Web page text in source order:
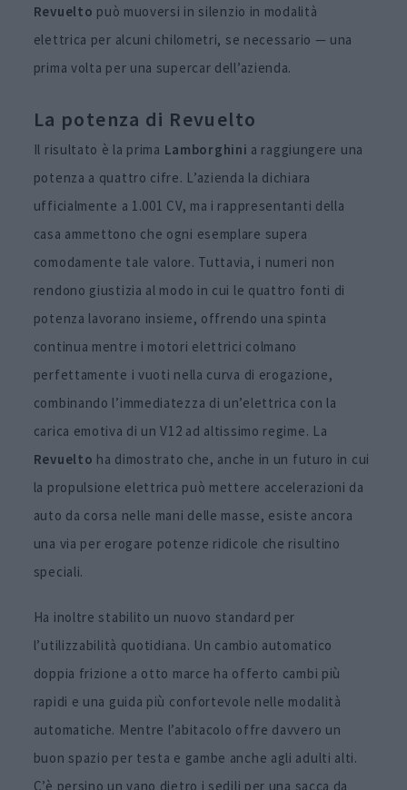
Revuelto può muoversi in silenzio in modalità
elettrica per alcuni chilometri, se necessario — una
prima volta per una supercar dell’azienda.
La potenza di Revuelto
Il risultato è la prima Lamborghini a raggiungere una
potenza a quattro cifre. L’azienda la dichiara
ufficialmente a 1.001 CV, ma i rappresentanti della
casa ammettono che ogni esemplare supera
comodamente tale valore. Tuttavia, i numeri non
rendono giustizia al modo in cui le quattro fonti di
potenza lavorano insieme, offrendo una spinta
continua mentre i motori elettrici colmano
perfettamente i vuoti nella curva di erogazione,
combinando l’immediatezza di un’elettrica con la
carica emotiva di un V12 ad altissimo regime. La
Revuelto ha dimostrato che, anche in un futuro in cui
la propulsione elettrica può mettere accelerazioni da
auto da corsa nelle mani delle masse, esiste ancora
una via per erogare potenze ridicole che risultino
speciali.
Ha inoltre stabilito un nuovo standard per
l’utilizzabilità quotidiana. Un cambio automatico
doppia frizione a otto marce ha offerto cambi più
rapidi e una guida più confortevole nelle modalità
automatiche. Mentre l’abitacolo offre davvero un
buon spazio per testa e gambe anche agli adulti alti.
C’è persino un vano dietro i sedili per una sacca da